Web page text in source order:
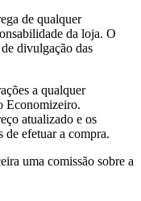
de qualquer
da loja. O
divulgação das
a qualquer
Economizeiro.
atualizado e os
de efetuar a compra.
uma comissão sobre a